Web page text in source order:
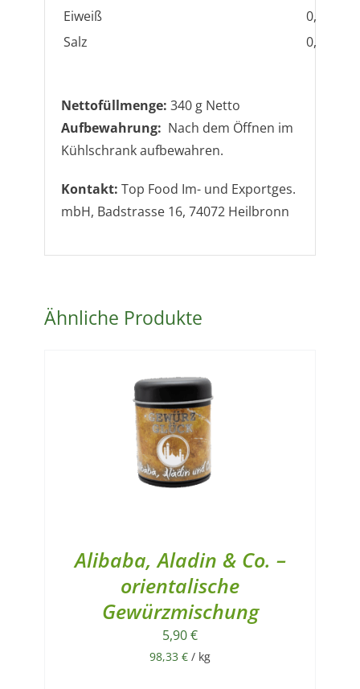
Eiweiß
0,4g
Salz
0,0g
Nettofüllmenge: 340 g Netto
Aufbewahrung: Nach dem Öffnen im
Kühlschrank aufbewahren.
Kontakt: Top Food Im- und Exportges.
mbH, Badstrasse 16, 74072 Heilbronn
Ähnliche Produkte
Alibaba, Aladin & Co. –
orientalische
Gewürzmischung
5,90€
98,33 € / kg